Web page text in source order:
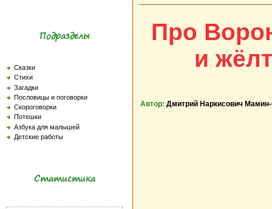
Подразделы
Сказки
Стихи
Загадки
Пословицы и поговорки
Скороговорки
Потешки
Азбука для малышей
Детские работы
Статистика
Про
и
Автор: Дмитрий Наркисович